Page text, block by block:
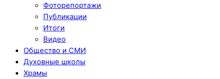
Фоторепортажи
Публикации
Итоги
Видео
Общество и СМИ
Духовные школы
Храмы